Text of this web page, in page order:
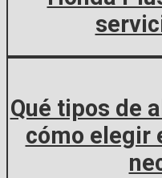
Qué tipos de
cómo elegir